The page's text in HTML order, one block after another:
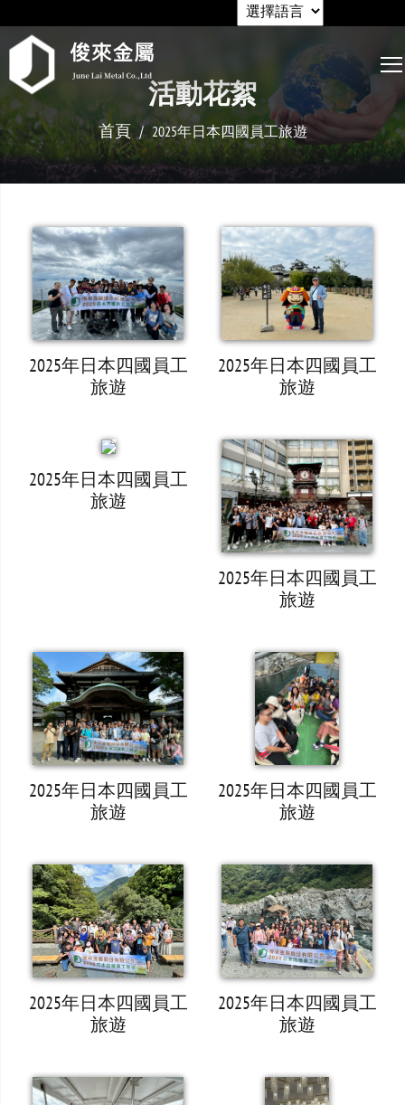
活動花絮
首頁 2025年日本四國員工旅遊
2025年日本四國員工
旅遊
2025年日本四國員工
旅遊
2025年日本四國員工
旅遊
2025年日本四國員工
旅遊
2025年日本四國員工
旅遊
2025年日本四國員工
旅遊
2025年日本四國員工
旅遊
2025年日本四國員工
旅遊